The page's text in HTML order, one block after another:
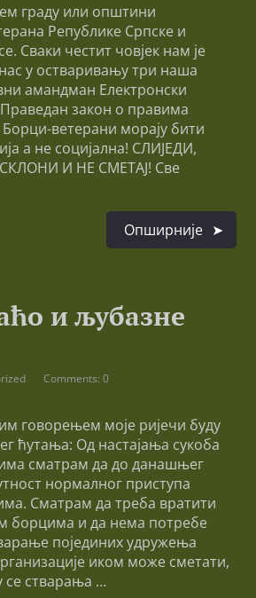
граду или општини
Републике Српске и
Сваки честит човјек нам је
у остваривању три наша
амандман Електронски
закон о правима
ветерани морају бити
а не социјална! СЛИЈЕДИ,
И НЕ СМЕТАЈ! Све
Опширније
и љубазне
Comments: 0
говорењем моје ријечи буду
ћутања: Од настајања сукоба
сматрам да до данашњег
нормалног приступа
Сматрам да треба вратити
борцима и да нема потребе
појединих удружења
иком може сметати,
се стварања …